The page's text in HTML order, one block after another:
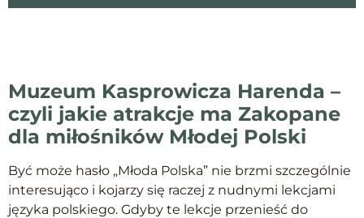
Muzeum Kasprowicza Harenda –
czyli jakie atrakcje ma Zakopane
dla miłośników Młodej Polski
Być może hasło „Młoda Polska” nie brzmi szczególnie
interesująco i kojarzy się raczej z nudnymi lekcjami
języka polskiego. Gdyby te lekcje przenieść do